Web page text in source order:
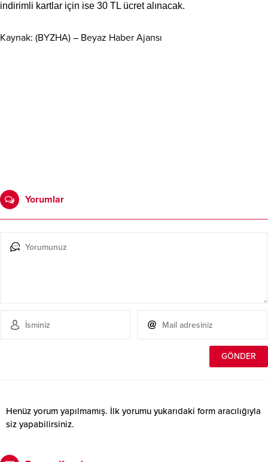
indirimli kartlar için ise 30 TL ücret alınacak.
Kaynak: (BYZHA) – Beyaz Haber Ajansı
Yorumlar
Henüz yorum yapılmamış. İlk yorumu yukarıdaki form aracılığıyla
siz yapabilirsiniz.